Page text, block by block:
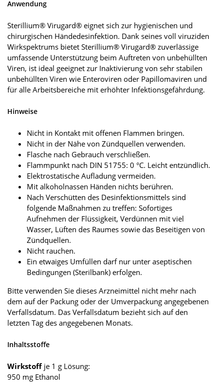
Anwendung
Sterillium® Virugard® eignet sich zur hygienischen und
chirurgischen Händedesinfektion. Dank seines voll viruziden
Wirkspektrums bietet Sterillium® Virugard® zuverlässige
umfassende Unterstützung beim Auftreten von unbehüllten
Viren, ist ideal geeignet zur Inaktivierung von sehr stabilen
unbehüllten Viren wie Enteroviren oder Papillomaviren und
für alle Arbeitsbereiche mit erhöhter Infektionsgefährdung.
Hinweise
Nicht in Kontakt mit offenen Flammen bringen.
Nicht in der Nähe von Zündquellen verwenden.
Flasche nach Gebrauch verschließen.
Flammpunkt nach DIN 51755: 0 °C. Leicht entzündlich.
Elektrostatische Aufladung vermeiden.
Mit alkoholnassen Händen nichts berühren.
Nach Verschütten des Desinfektionsmittels sind
folgende Maßnahmen zu treffen: Sofortiges
Aufnehmen der Flüssigkeit, Verdünnen mit viel
Wasser, Lüften des Raumes sowie das Beseitigen von
Zündquellen.
Nicht rauchen.
Ein etwaiges Umfüllen darf nur unter aseptischen
Bedingungen (Sterilbank) erfolgen.
Bitte verwenden Sie dieses Arzneimittel nicht mehr nach
dem auf der Packung oder der Umverpackung angegebenen
Verfallsdatum. Das Verfallsdatum bezieht sich auf den
letzten Tag des angegebenen Monats.
Inhaltsstoffe
Wirkstoff je 1 g Lösung:
950 mg Ethanol